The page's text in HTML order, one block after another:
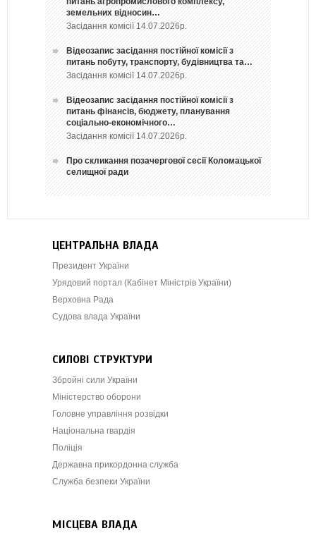
земельних відносин…
Засідання комісії 14.07.2026р.
Відеозапис засідання постійної комісії з
питань побуту, транспорту, будівництва та…
Засідання комісії 14.07.2026р.
Відеозапис засідання постійної комісії з
питань фінансів, бюджету, планування
соціально-економічного…
Засідання комісії 14.07.2026р.
Про скликання позачергової сесії Коломацької
селищної ради
ЦЕНТРАЛЬНА ВЛАДА
Президент України
Урядовий портал (Кабінет Міністрів України)
Верховна Рада
Судова влада України
СИЛОВІ СТРУКТУРИ
Збройні сили України
Міністерство оборони
Головне управління розвідки
Національна гвардія
Поліція
Державна прикордонна служба
Служба безпеки України
МІСЦЕВА ВЛАДА